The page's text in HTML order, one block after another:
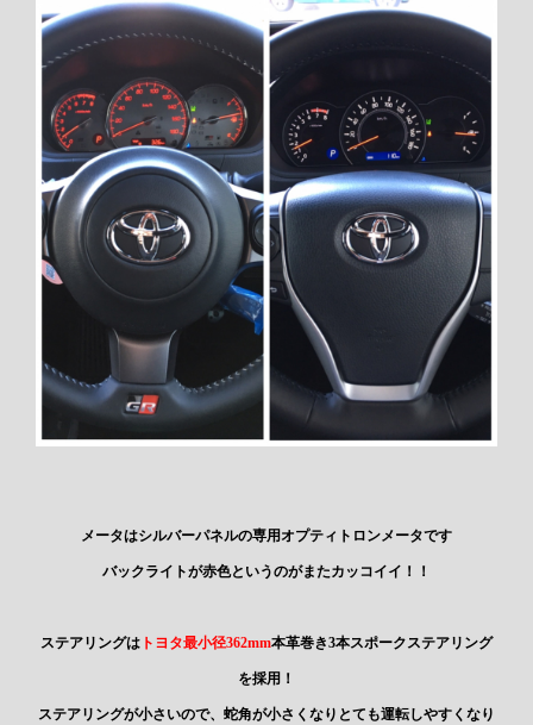
メータはシルバーパネルの専用オプティトロンメータです
バックライトが赤色というのがまたカッコイイ！！
ステアリングは トヨタ最小径362mm本革巻き3本スポークステアリング
を採用！
ステアリングが小さいので、蛇角が小さくなりとても運転しやすくなり